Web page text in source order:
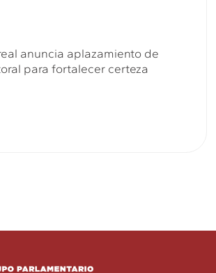
anuncia aplazamiento de
para fortalecer certeza